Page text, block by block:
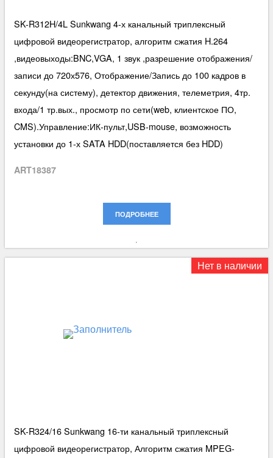
SK-R312H/4L Sunkwang 4-х канальный триплексный
цифровой видеорегистратор, алгоритм сжатия H.264
,видеовыходы:BNC,VGA, 1 звук ,разрешение отображения/
записи до 720х576, Отображение/Запись до 100 кадров в
секунду(на систему), детектор движения, телеметрия, 4тр.
входа/1 тр.вых., просмотр по сети(web, клиентское ПО,
CMS).Управление:ИК-пульт,USB-mouse, возможность
установки до 1-х SATA HDD(поставляется без HDD)
ART18387
ПОДРОБНЕЕ
Нет в наличии
SK-R324/16 Sunkwang 16-ти канальный триплексный
цифровой видеорегистратор, Алгоритм сжатия MPEG-